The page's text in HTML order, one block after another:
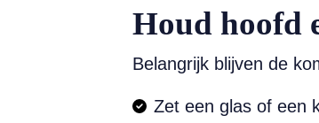
Houd hoofd
Belangrijk blijven de
Zet een glas of een